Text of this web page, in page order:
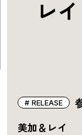
レ
RELEASE
美加＆レイ